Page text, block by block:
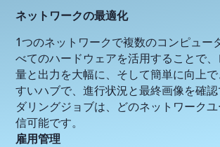
ネットワークの最適化
1つのネットワークで複数のコンピュー
べてのハードウェアを活用することで
量と出力を大幅に、そして簡単に向上
すいハブで、進行状況と最終画像を確
ダリングジョブは、どのネットワーク
信可能です。
雇用管理